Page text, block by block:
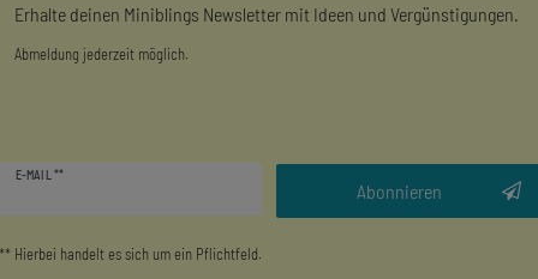
Erhalte deinen Miniblings Newsletter mit Ideen und Vergünstigungen.
Abmeldung jederzeit möglich.
E-MAIL **
Abonnieren
** Hierbei handelt es sich um ein Pflichtfeld.